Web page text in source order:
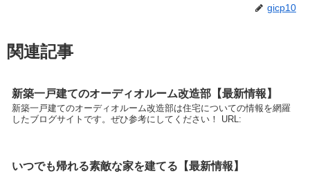
gicp10
関連記事
新築一戸建てのオーディオルーム改造部【最新情報】
新築一戸建てのオーディオルーム改造部は住宅についての情報を網羅
したブログサイトです。ぜひ参考にしてください！ URL:
いつでも帰れる素敵な家を建てる【最新情報】